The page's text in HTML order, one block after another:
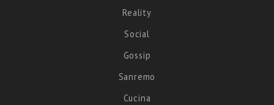
Reality
Social
Gossip
Sanremo
Cucina